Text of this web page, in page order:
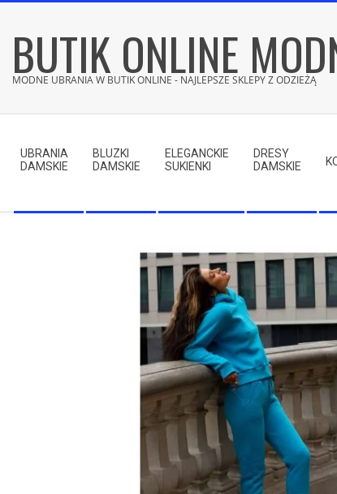
contentBUTIK ONLINE
MODNE UBRANIA W BUTIK ONLINE - NAJLEPSZE SKLEPY Z ODZIEŻĄ
Menu
UBRANIA
DAMSKIE
BLUZKI
DAMSKIE
ELEGANCKIE
SUKIENKI
DRESY
DAMSKIE